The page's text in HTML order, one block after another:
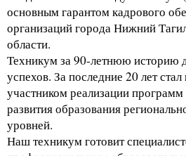
основным гарантом кадрового
организаций города Нижний
области.
Техникум за 90-летнюю историю
успехов. За последние 20 лет
участником реализации
развития образования
уровней.
Наш техникум готовит